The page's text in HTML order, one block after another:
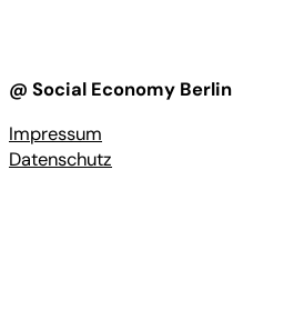
@ Social Economy Berlin
Impressum
Datenschutz